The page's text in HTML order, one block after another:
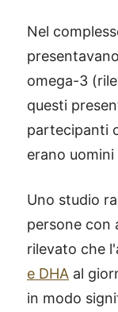
Nel
omega-3
questi
partecipanti
erano
Uno studio
persone con
rilevato che
e DHA al
in modo